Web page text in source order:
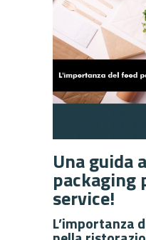
Una guida
packaging
service!
L’importanza